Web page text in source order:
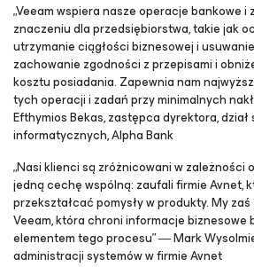
„Veeam wspiera nasze operacje bankowe i
znaczeniu dla przedsiębiorstwa, takie jak
utrzymanie ciągłości biznesowej i
zachowanie zgodności z przepisami i
kosztu posiadania. Zapewnia nam
tych operacji i zadań przy minimalnych
Efthymios Bekas, zastępca dyrektora,
informatycznych, Alpha Bank
„Nasi klienci są zróżnicowani w zależności
jedną cechę wspólną: zaufali firmie Avnet,
przekształcać pomysły w produkty. My
Veeam, która chroni informacje biznesowe
elementem tego procesu” ― Mark
administracji systemów w firmie Avnet